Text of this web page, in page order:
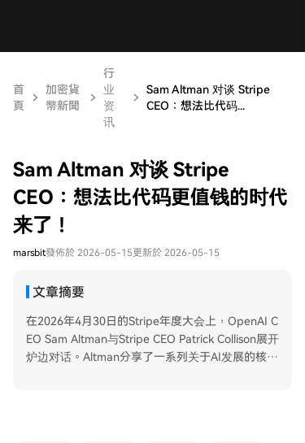
首
頁
加密貨
幣新聞
行
业
资
讯
Sam Altman 对谈 Stripe
CEO：想法比代码...
Sam Altman 对谈 Stripe
CEO：想法比代码更值钱的时代
来了！
marsbit發佈於 2026-05-15更新於 2026-05-15
文章摘要
在2026年4月30日的Stripe年度大会上，OpenAI C
EO Sam Altman与Stripe CEO Patrick Collison展开
炉边对话。Altman分享了一系列关于AI发展的核心